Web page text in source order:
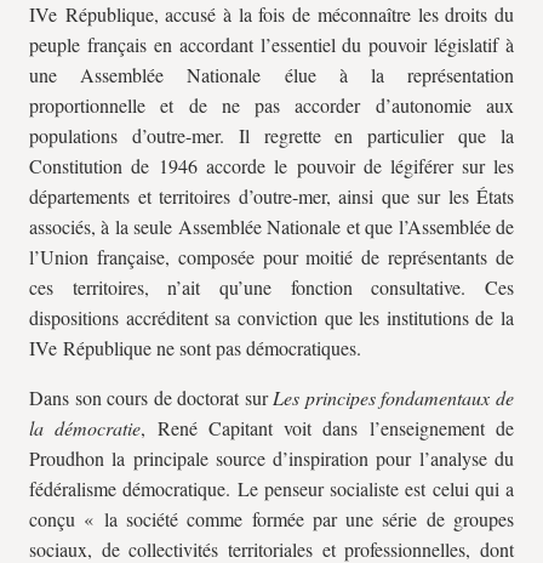
IVe République, accusé à la fois de méconnaître les droits du
peuple français en accordant l’essentiel du pouvoir législatif à
une Assemblée Nationale élue à la représentation
proportionnelle et de ne pas accorder d’autonomie aux
populations d’outre-mer. Il regrette en particulier que la
Constitution de 1946 accorde le pouvoir de légiférer sur les
départements et territoires d’outre-mer, ainsi que sur les États
associés, à la seule Assemblée Nationale et que l’Assemblée de
l’Union française, composée pour moitié de représentants de
ces territoires, n’ait qu’une fonction consultative. Ces
dispositions accréditent sa conviction que les institutions de la
IVe République ne sont pas démocratiques.
Dans son cours de doctorat surLes principes fondamentaux de
la démocratie, René Capitant voit dans l’enseignement de
Proudhon la principale source d’inspiration pour l’analyse du
fédéralisme démocratique. Le penseur socialiste est celui qui a
conçu « la société comme formée par une série de groupes
sociaux, de collectivités territoriales et professionnelles, dont